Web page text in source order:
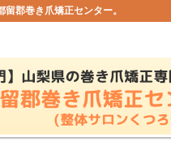
郡巻き爪矯正センター。